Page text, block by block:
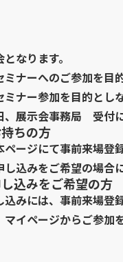
なります。
ナーへのご参加を目
ナー参加を目的とし
展示会事務局 受付に
ちの方
ージにて事前来場登
込みをご希望の場合
込みをご希望の方
みには、事前来場登
イページからご参加